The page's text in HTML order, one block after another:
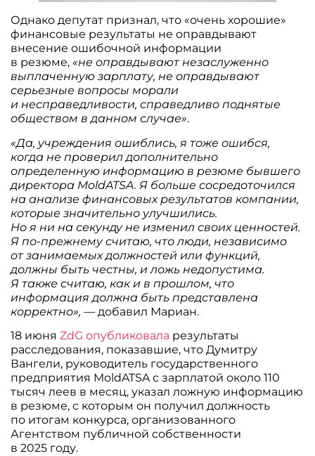
Однако депутат признал, что «очень хорошие»
финансовые результаты не оправдывают
внесение ошибочной информации
в резюме, «не оправдывают незаслуженно
выплаченную зарплату, не оправдывают
серьезные вопросы морали
и несправедливости, справедливо поднятые
обществом в данном случае».
«Да, учреждения ошиблись, я тоже ошибся,
когда не проверил дополнительно
определенную информацию в резюме бывшего
директора MoldATSA. Я больше сосредоточился
на анализе финансовых результатов компании,
которые значительно улучшились.
Но я ни на секунду не изменил своих ценностей.
Я по-прежнему считаю, что люди, независимо
от занимаемых должностей или функций,
должны быть честны, и ложь недопустима.
Я также считаю, как и в прошлом, что
информация должна быть представлена
корректно», — добавил Мариан.
18 июняZdG опубликовала результаты
расследования, показавшие, что Думитру
Вангели, руководитель государственного
предприятия MoldATSA с зарплатой около 110
тысяч леев в месяц, указал ложную информацию
в резюме, с которым он получил должность
по итогам конкурса, организованного
Агентством публичной собственности
в 2025 году.